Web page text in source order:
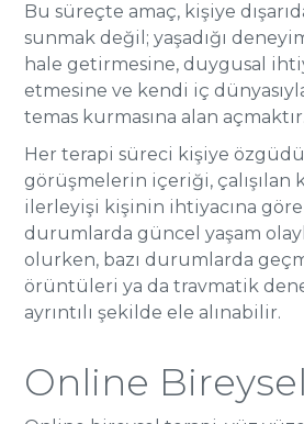
Bu süreçte amaç, kişiye
sunmak değil; yaşadığı
hale getirmesine, duygusal
etmesine ve kendi iç
temas kurmasına alan açmaktır.
Her terapi süreci kişiye
görüşmelerin içeriği, çalışılan
ilerleyişi kişinin ihtiyacına göre
durumlarda güncel yaşam
olurken, bazı durumlarda
örüntüleri ya da travmatik
ayrıntılı şekilde ele alınabilir.
Online